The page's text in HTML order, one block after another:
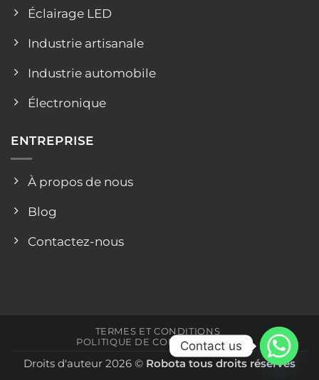
Éclairage LED
Industrie artisanale
Industrie automobile
Électronique
ENTREPRISE
À propos de nous
Blog
Contactez-nous
TERMES ET CONDITIONS
POLITIQUE DE CONFIDENTIALITÉ
Droits d'auteur 2026 © Robota tous droits réservés
Contact us